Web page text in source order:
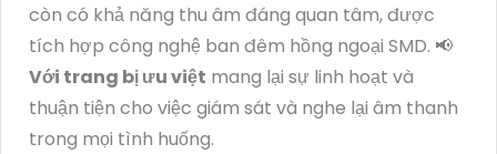
còn có khả năng thu âm đáng quan tâm, được
tích hợp công nghệ ban đêm hồng ngoại SMD. 📢
Với trang bị ưu việt mang lại sự linh hoạt và
thuận tiện cho việc giám sát và nghe lại âm thanh
trong mọi tình huống.